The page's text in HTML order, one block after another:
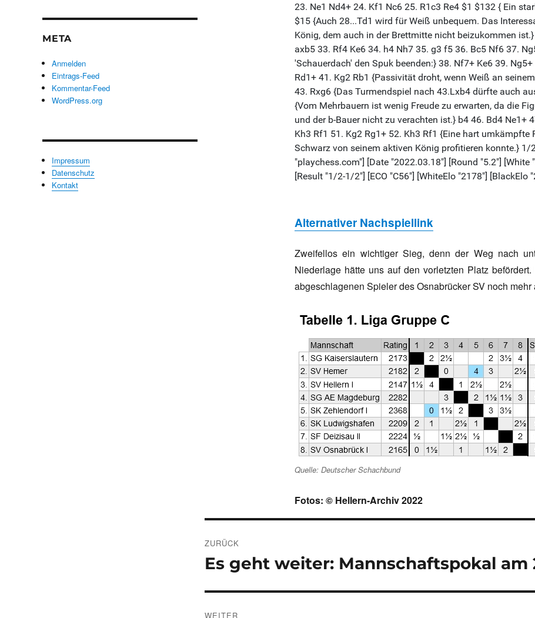
Alternativer Nachspiellink
Zweifellos ein wichtiger Sieg, denn der Weg nach
Niederlage hätte uns auf den vorletzten Platz
abgeschlagenen Spieler des Osnabrücker SV noch
Quelle: Deutscher Schachbund
Fotos: © Hellern-Archiv 2022
ZURÜCK
Vorheriger
Beitrag:
Es geht weiter: Mannschaftspokal am
WEITER
META
Anmelden
Eintrags-Feed
Kommentar-Feed
WordPress.org
Impressum
Datenschutz
Kontakt